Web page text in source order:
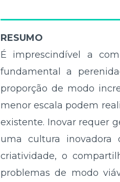
RESUMO
É imprescindível a
fundamental a
proporção de modo
menor escala podem
existente. Inovar requer
uma cultura inovadora
criatividade, o
problemas de modo